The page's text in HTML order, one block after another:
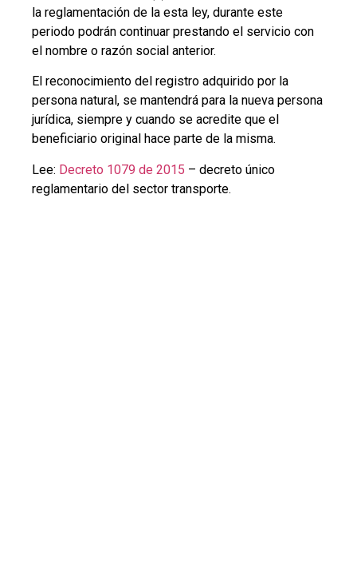
la reglamentación de la esta ley, durante este
periodo podrán continuar prestando el servicio con
el nombre o razón social anterior.
El reconocimiento del registro adquirido por la
persona natural, se mantendrá para la nueva persona
jurídica, siempre y cuando se acredite que el
beneficiario original hace parte de la misma.
Lee: Decreto 1079 de 2015 – decreto único
reglamentario del sector transporte.